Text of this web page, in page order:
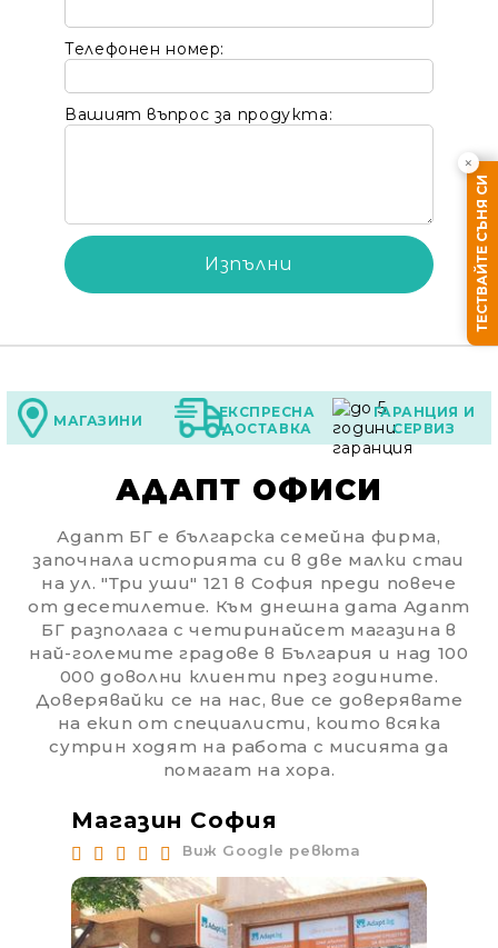
Телефонен номер:
Вашият въпрос за продукта:
МАГАЗИНИ
ЕКСПРЕСНА
ДОСТАВКА
ГАРАНЦИЯ И
СЕРВИЗ
АДАПТ ОФИСИ
Адапт БГ е българска семейна фирма,
започнала историята си в две малки стаи
на ул. "Три уши" 121 в София преди повече
от десетилетие. Към днешна дата Адапт
БГ разполага с четиринайсет магазина в
най-големите градове в България и над 100
000 доволни клиенти през годините.
Доверявайки се на нас, вие се доверявате
на екип от специалисти, които всяка
сутрин ходят на работа с мисията да
помагат на хора.
Магазин София
Виж Google ревюта
ТЕСТВАЙТЕ СЪНЯ СИ
×